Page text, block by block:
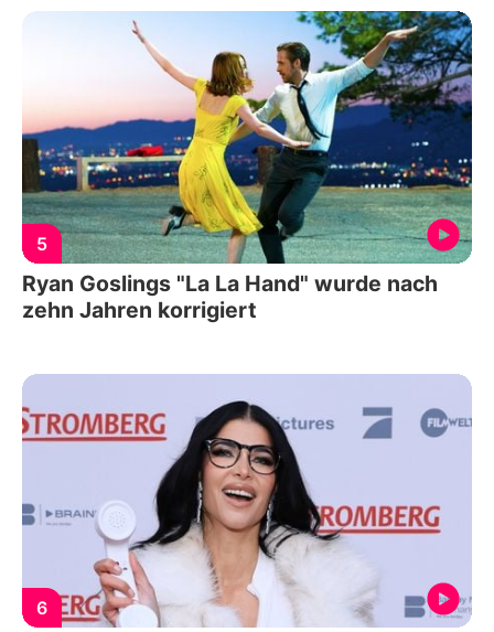
5
Ryan Goslings "La La Hand" wurde nach
zehn Jahren korrigiert
6